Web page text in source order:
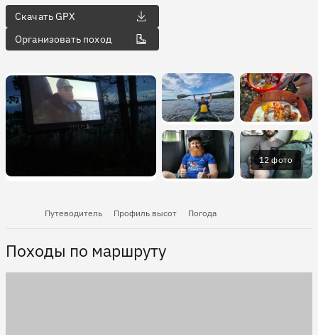
Скачать GPX
Организовать поход
12 фото
Путеводитель Профиль высот Погода
Походы по маршруту